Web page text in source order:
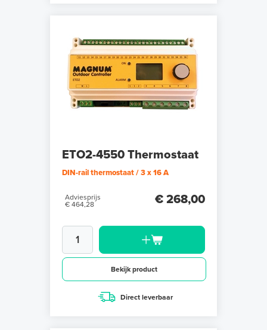
ETO2-4550 Thermostaat
DIN-rail thermostaat / 3 x 16 A
Adviesprijs
€ 464,28
€ 268,00
Bekijk product
Direct leverbaar